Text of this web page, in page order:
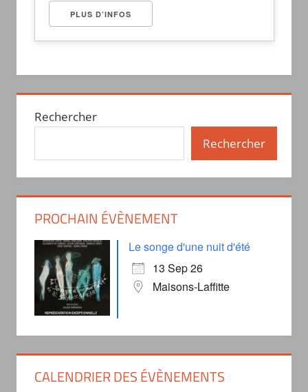
PLUS D’INFOS
Rechercher
Rechercher
PROCHAIN ÉVÈNEMENT
Le songe d'une nuit d'été
13 Sep 26
Maisons-Laffitte
CALENDRIER DES ÉVÈNEMENTS